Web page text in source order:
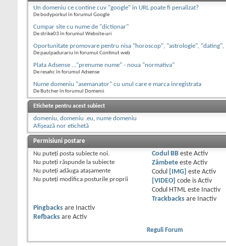
Un domeniu ce contine cuv "google" in URL poate fi penalizat?
De bodyporkul în forumul Google
Cumpar site cu nume de "dictionar"
De strike03 în forumul Website-uri
Oportunitate promovare pentru nisa "horoscop", "astrologie",
De paulpadurariu în forumul Continut web
Plata Adsense ..."prenume nume" - noua "normativa"
De resahc în forumul Adsense
Nume domeniu "asemanator" cu unul care e marca inregistrata
De Butcher în forumul Domenii
Etichete pentru acest subiect
domeniu, domeniu .eu, nume domeniu
Afișează nor etichetă
Permisiuni postare
Nu puteţi posta subiecte noi.
Nu puteţi răspunde la subiecte
Nu puteţi adăuga ataşamente
Nu puteţi modifica posturile proprii
Codul BBeste Activ
Zâmbeteeste Activ
Codul
[IMG] este Activ
[VIDEO]
code is Activ
Codul HTML este
Inactiv
Trackbacksare
Inactiv
Pingbacks are
Inactiv
Refbacks are Activ
Reguli Forum